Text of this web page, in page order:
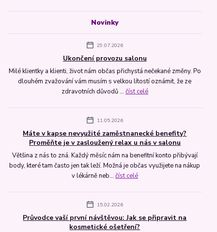
Novinky
29.07.2026
Ukončení provozu salonu
Milé klientky a klienti, život nám občas přichystá nečekané změny. Po
dlouhém zvažování vám musím s velkou lítostí oznámit, že ze
zdravotních důvodů ... číst celé
11.05.2026
Máte v kapse nevyužité zaměstnanecké benefity?
Proměňte je v zasloužený relax u nás v salonu
Většina z nás to zná. Každý měsíc nám na benefitní konto přibývají
body, které tam často jen tak leží. Možná je občas využijete na nákup
v lékárně neb... číst celé
15.02.2026
Průvodce vaší první návštěvou: Jak se připravit na
kosmetické ošetření?